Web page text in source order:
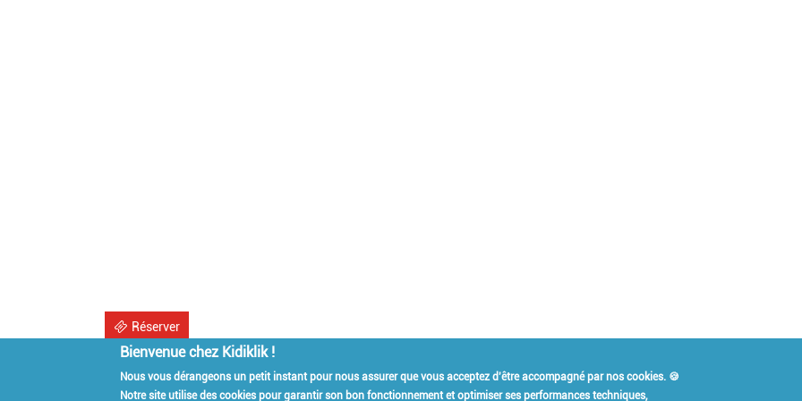
Réserver
Kidiklik Recrute Qui est Kidiklik ?
Bienvenue chez Kidiklik !
Nous vous dérangeons un petit instant pour nous assurer que vous acceptez d'être accompagné par nos cookies. 🍪
Notre site utilise des cookies pour garantir son bon fonctionnement et optimiser ses performances techniques,